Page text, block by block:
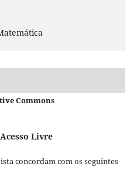
Commons
Livre
concordam com os seguintes